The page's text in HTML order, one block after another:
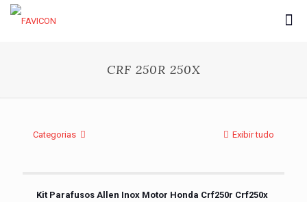
CRF 250R 250X
Categorias Exibir tudo
Kit Parafusos Allen Inox Motor Honda Crf250r Crf250x